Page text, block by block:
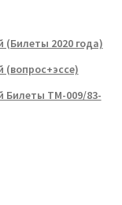
(Билеты 2020 года)
(вопрос+эссе)
Билеты ТМ-009/83-